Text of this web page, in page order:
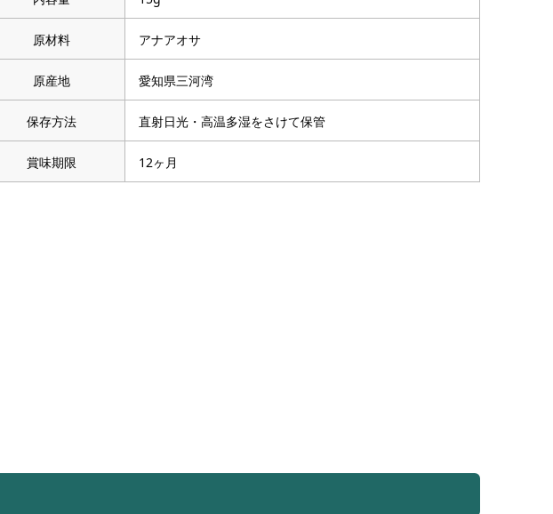
原材料 アナアオサ
原産地 愛知県三河湾
保存方法 直射日光・高温多湿をさけて保管
賞味期限 12ヶ月